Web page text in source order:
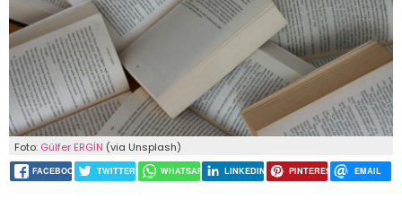
Foto: Gülfer ERGİN (via Unsplash)
FACEBOOK TWITTER WHATSAPP LINKEDIN PINTEREST EMAIL